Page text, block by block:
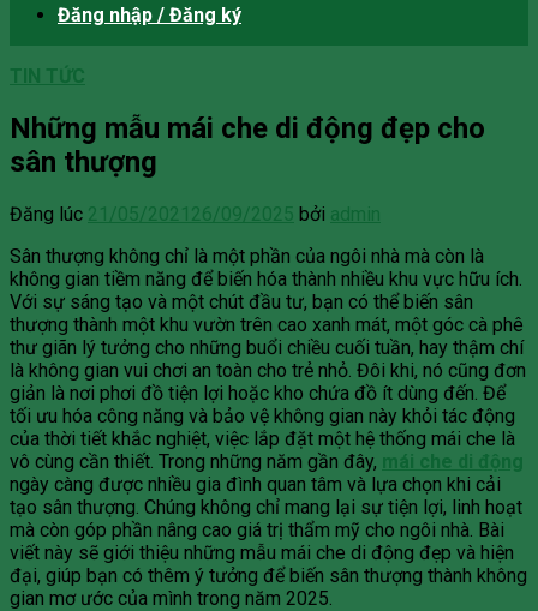
Đăng nhập / Đăng ký
TIN TỨC
Những mẫu mái che di động đẹp cho
sân thượng
Đăng lúc 21/05/2021 26/09/2025 bởi admin
Sân thượng không chỉ là một phần của ngôi nhà mà còn là
không gian tiềm năng để biến hóa thành nhiều khu vực hữu ích.
Với sự sáng tạo và một chút đầu tư, bạn có thể biến sân
thượng thành một khu vườn trên cao xanh mát, một góc cà phê
thư giãn lý tưởng cho những buổi chiều cuối tuần, hay thậm chí
là không gian vui chơi an toàn cho trẻ nhỏ. Đôi khi, nó cũng đơn
giản là nơi phơi đồ tiện lợi hoặc kho chứa đồ ít dùng đến. Để
tối ưu hóa công năng và bảo vệ không gian này khỏi tác động
của thời tiết khắc nghiệt, việc lắp đặt một hệ thống mái che là
vô cùng cần thiết. Trong những năm gần đây, mái che di động
ngày càng được nhiều gia đình quan tâm và lựa chọn khi cải
tạo sân thượng. Chúng không chỉ mang lại sự tiện lợi, linh hoạt
mà còn góp phần nâng cao giá trị thẩm mỹ cho ngôi nhà. Bài
viết này sẽ giới thiệu những mẫu mái che di động đẹp và hiện
đại, giúp bạn có thêm ý tưởng để biến sân thượng thành không
gian mơ ước của mình trong năm 2025.